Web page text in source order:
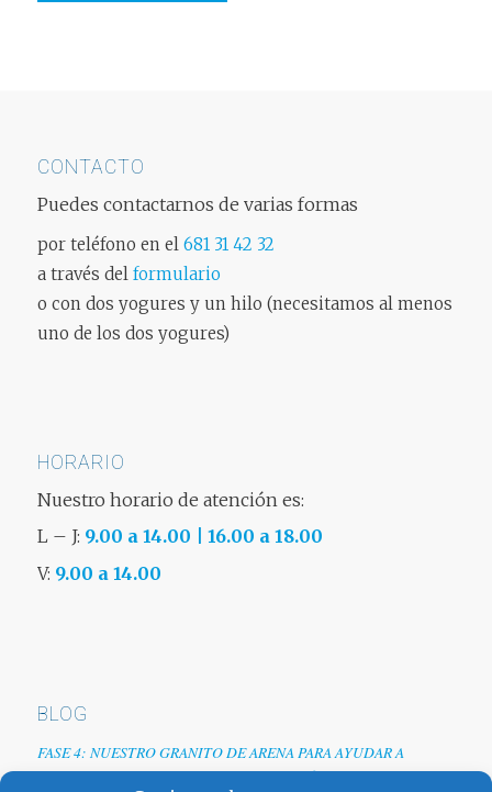
CONTACTO
Puedes contactarnos de varias formas
por teléfono en el 681 31 42 32
a través del formulario
o con dos yogures y un hilo (necesitamos al menos
uno de los dos yogures)
HORARIO
Nuestro horario de atención es:
L – J: 9.00 a 14.00 | 16.00 a 18.00
V: 9.00 a 14.00
BLOG
FASE 4: NUESTRO GRANITO DE ARENA PARA AYUDAR A
EMPRESAS TRAS LA CRISIS DEL COVID-19